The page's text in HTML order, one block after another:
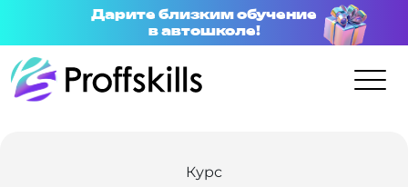
Дарите близким обучение
в автошколе!
Курс